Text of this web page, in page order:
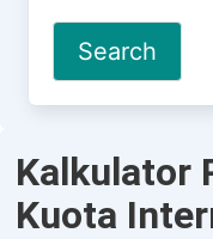
Kalkulator
Kuota